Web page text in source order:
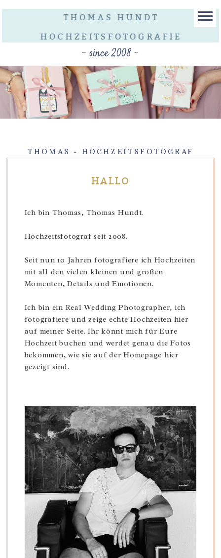
- since 2008 -
THOMAS HUNDT
HOCHZEITSFOTOGRAFIE
THOMAS - HOCHZEITSFOTOGRAF
HALLO
Ich bin Thomas, Thomas Hundt.
Hochzeitsfotograf seit 2008.
Seit nun 10 Jahren fotografiere ich Hochzeiten
mit all den vielen kleinen und großen
Momenten, Details und Emotionen.
Ich bin ein Real Wedding Photographer, ich
fotografiere und zeige echte Hochzeiten hier
auf meiner Seite. Ihr könnt mich für Eure
Hochzeit buchen und werdet genau die Fotos
bekommen, wie sie auf der Homepage hier
gezeigt sind.